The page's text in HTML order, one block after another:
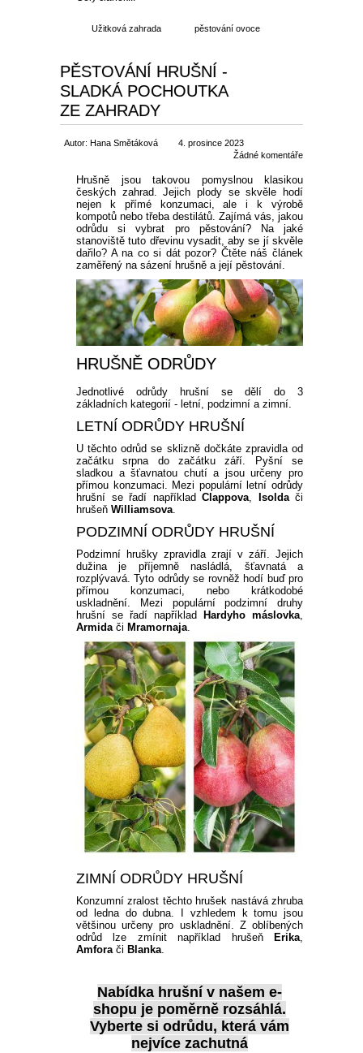
Užitková zahrada pěstování ovoce
PĚSTOVÁNÍ HRUŠNÍ -
SLADKÁ POCHOUTKA
ZE ZAHRADY
Autor: Hana Smětáková
4. prosince 2023
Žádné komentáře
Hrušně jsou takovou pomyslnou klasikou
českých zahrad. Jejich plody se skvěle hodí
nejen k přímé konzumaci, ale i k výrobě
kompotů nebo třeba destilátů. Zajímá vás, jakou
odrůdu si vybrat pro pěstování? Na jaké
stanoviště tuto dřevinu vysadit, aby se jí skvěle
dařilo? A na co si dát pozor? Čtěte náš článek
zaměřený na sázení hrušně a její pěstování.
HRUŠNĚ ODRŮDY
Jednotlivé odrůdy hrušní se dělí do 3
základních kategorií - letní, podzimní a zimní.
LETNÍ ODRŮDY HRUŠNÍ
U těchto odrůd se sklizně dočkáte zpravidla od
začátku srpna do začátku září. Pyšní se
sladkou a šťavnatou chutí a jsou určeny pro
přímou konzumaci. Mezi populární letní odrůdy
hrušní se řadí například Clappova, Isoldači
hrušeň Williamsova.
PODZIMNÍ ODRŮDY HRUŠNÍ
Podzimní hrušky zpravidla zrají v září. Jejich
dužina je příjemně nasládlá, šťavnatá a
rozplývavá. Tyto odrůdy se rovněž hodí buď pro
přímou konzumaci, nebo krátkodobé
uskladnění. Mezi populární podzimní druhy
hrušní se řadí například
Hardyho máslovka,
Armidači Mramornaja.
ZIMNÍ ODRŮDY HRUŠNÍ
Konzumní zralost těchto hrušek nastává zhruba
od ledna do dubna. I vzhledem k tomu jsou
většinou určeny pro uskladnění. Z oblíbených
odrůd lze zmínit například hrušeň
Erika,
Amforači Blanka.
Nabídka hrušní v našem e-
shopu je poměrně rozsáhlá.
Vyberte si odrůdu, která vám
nejvíce zachutná